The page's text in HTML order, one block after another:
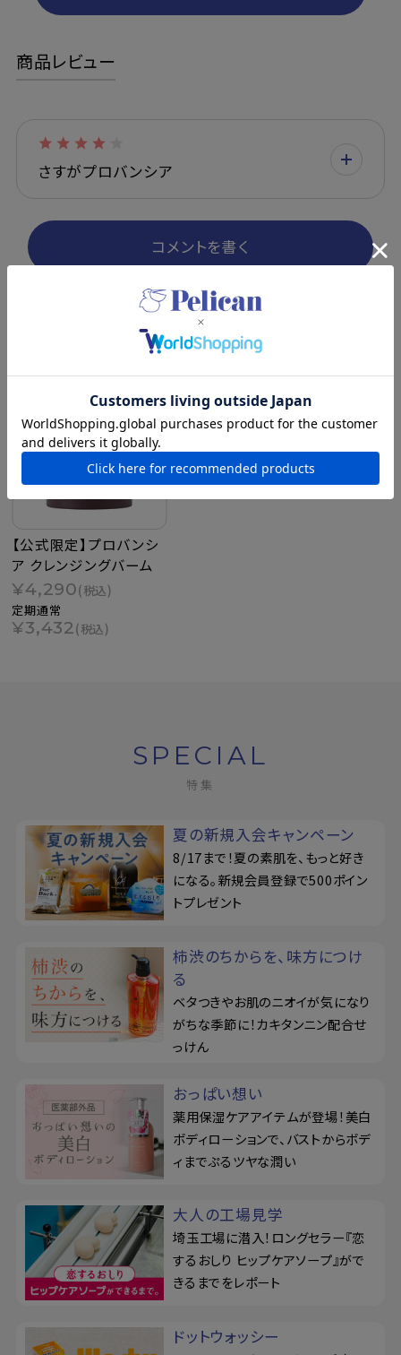
商品レビュー
さすがプロバンシア
コメントを書く
最近チェックした商品
【公式限定】プロバンシ
ア クレンジングバーム
¥4,290(税込)
定期通常
¥3,432(税込)
SPECIAL
特集
夏の新規入会キャンペーン
8/17まで！夏の素肌を、もっと好き
になる。新規会員登録で500ポイン
トプレゼント
柿渋のちからを、味方につけ
る
ベタつきやお肌のニオイが気になり
がちな季節に！カキタンニン配合せ
っけん
おっぱい想い
薬用保湿ケアアイテムが登場！美白
ボディローションで、バストからボデ
ィまでぷるツヤな潤い
大人の工場見学
埼玉工場に潜入！ロングセラー『恋
するおしり ヒップケアソープ』がで
きるまでをレポート
ドットウォッシー